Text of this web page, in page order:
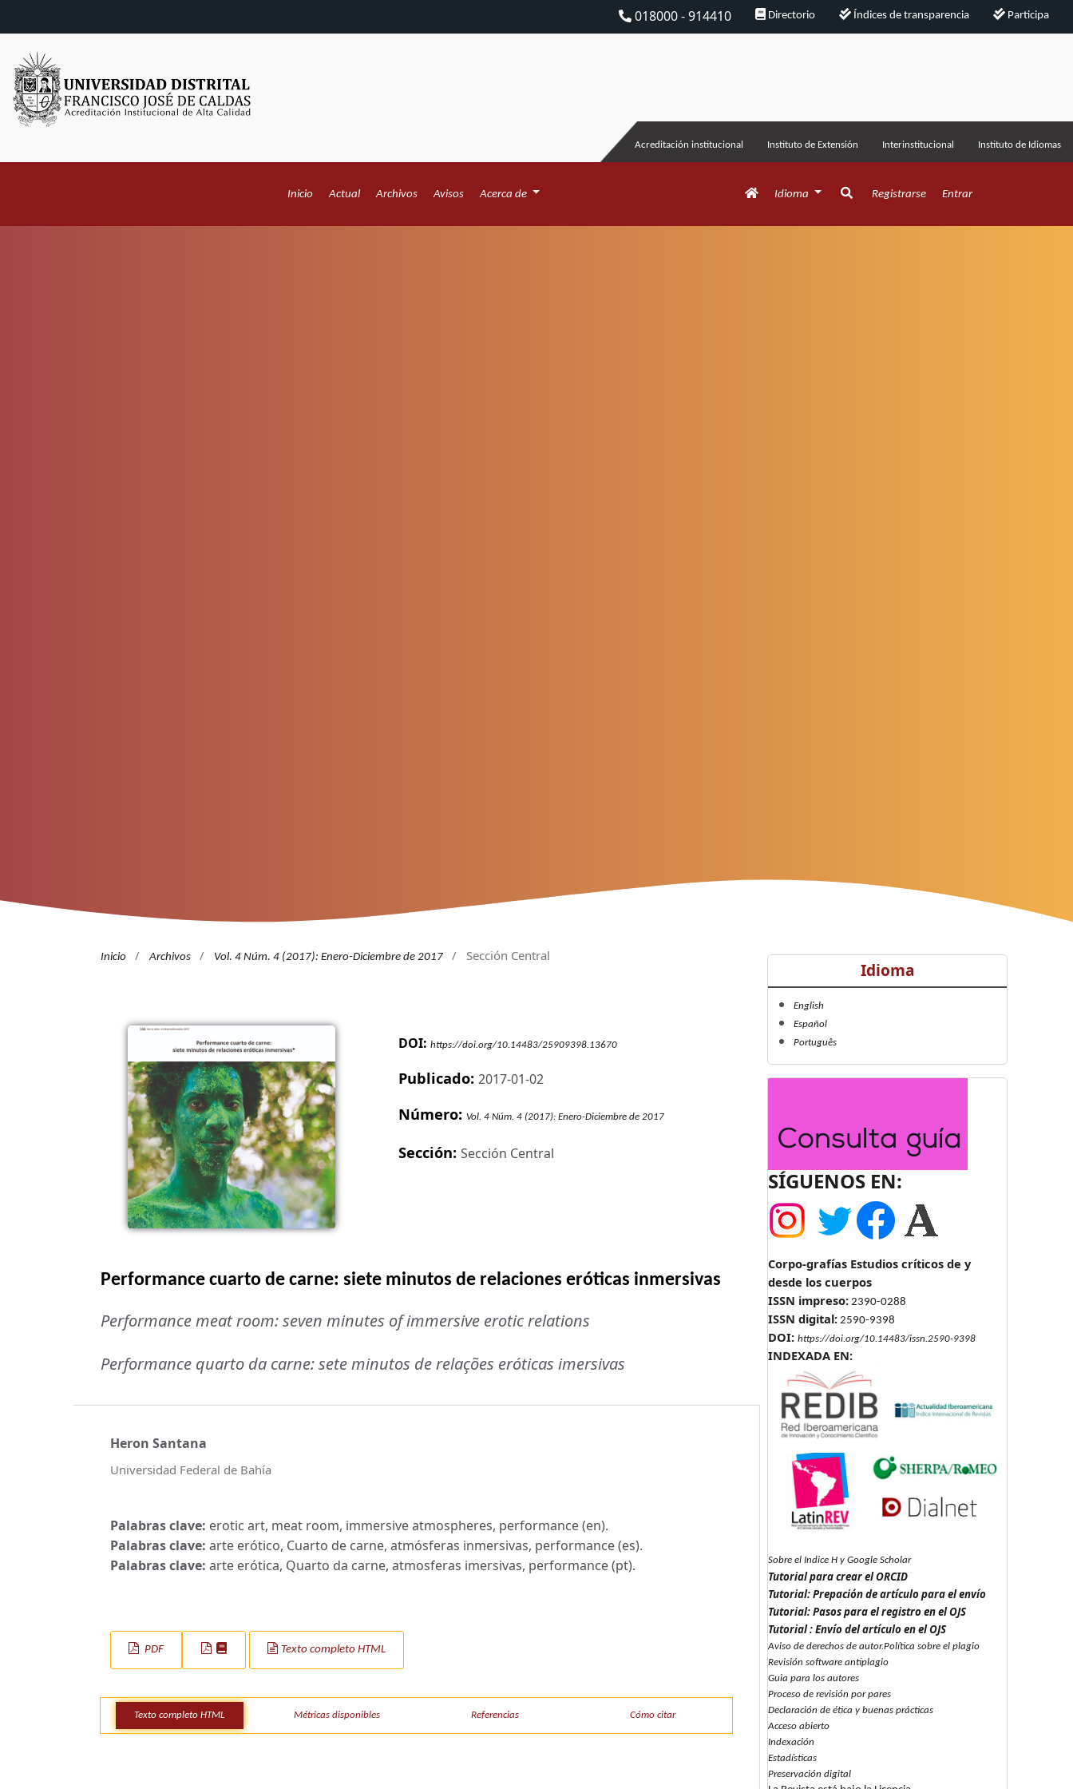
018000 - 914410 Directorio Índices de transparencia Participa
Acreditación institucional Instituto de Extensión Interinstitucional Instituto de Idiomas
Inicio Actual Archivos Avisos Acerca de Idioma Registrarse Entrar
Inicio / Archivos / Vol. 4 Núm. 4 (2017): Enero-Diciembre de 2017 / Sección Central
DOI: https://doi.org/10.14483/25909398.13670
Publicado: 2017-01-02
Número: Vol. 4 Núm. 4 (2017): Enero-Diciembre de 2017
Sección: Sección Central
Performance cuarto de carne: siete minutos de relaciones eróticas inmersivas
Performance meat room: seven minutes of immersive erotic relations
Performance quarto da carne: sete minutos de relações eróticas imersivas
Heron Santana
Universidad Federal de Bahía
Palabras clave: erotic art, meat room, immersive atmospheres, performance (en).
Palabras clave: arte erótico, Cuarto de carne, atmósferas inmersivas, performance (es).
Palabras clave: arte erótica, Quarto da carne, atmosferas imersivas, performance (pt).
PDF Texto completo HTML
Texto completo HTML Métricas disponibles Referencias Cómo citar
Idioma
English
Español
Português
SÍGUENOS EN:
Corpo-grafías Estudios críticos de y
desde los cuerpos
ISSN impreso: 2390-0288
ISSN digital: 2590-9398
DOI:https://doi.org/10.14483/issn.2590-9398
INDEXADA EN:
Sobre el Indice H y Google Scholar
Tutorial para crear el ORCID
Tutorial: Prepación de artículo para el envío
Tutorial: Pasos para el registro en el OJS
Tutorial : Envío del artículo en el OJS
Aviso de derechos de autor.Política sobre el plagio
Revisión software antiplagio
Guia para los autores
Proceso de revisión por pares
Declaración de ética y buenas prácticas
Acceso abierto
Indexación
Estadísticas
Preservación digital